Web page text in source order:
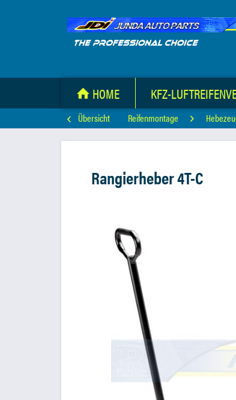
HOME KFZ-
Übersicht Reifenmontage
Rangierheber 4T-C